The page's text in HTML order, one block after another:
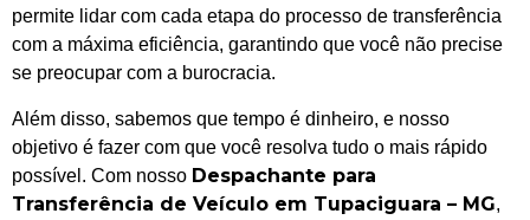
permite lidar com cada etapa do processo de transferência
com a máxima eficiência, garantindo que você não precise
se preocupar com a burocracia.
Além disso, sabemos que tempo é dinheiro, e nosso
objetivo é fazer com que você resolva tudo o mais rápido
possível. Com nosso Despachante para
Transferência de Veículo em Tupaciguara – MG,